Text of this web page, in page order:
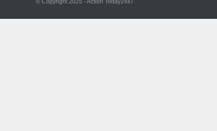
© Copyright 2025 - Action Today24x7